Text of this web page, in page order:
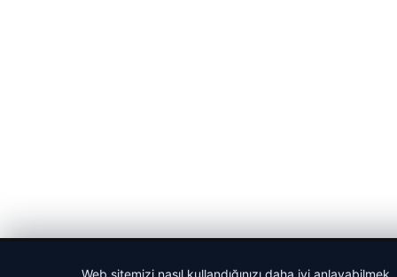
Web sitemizi nasıl kullandığınızı daha iyi